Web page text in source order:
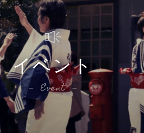
イベント
Event